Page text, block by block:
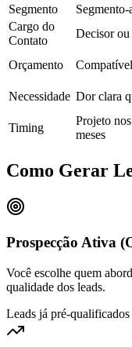
Segmento
Cargo do
Contato
Decisor
Orçamento
Necessidade Dor clara
Timing
Projeto
meses
Como Gerar
Prospecção Ativa
Você escolhe quem
qualidade dos leads.
Leads já pré-